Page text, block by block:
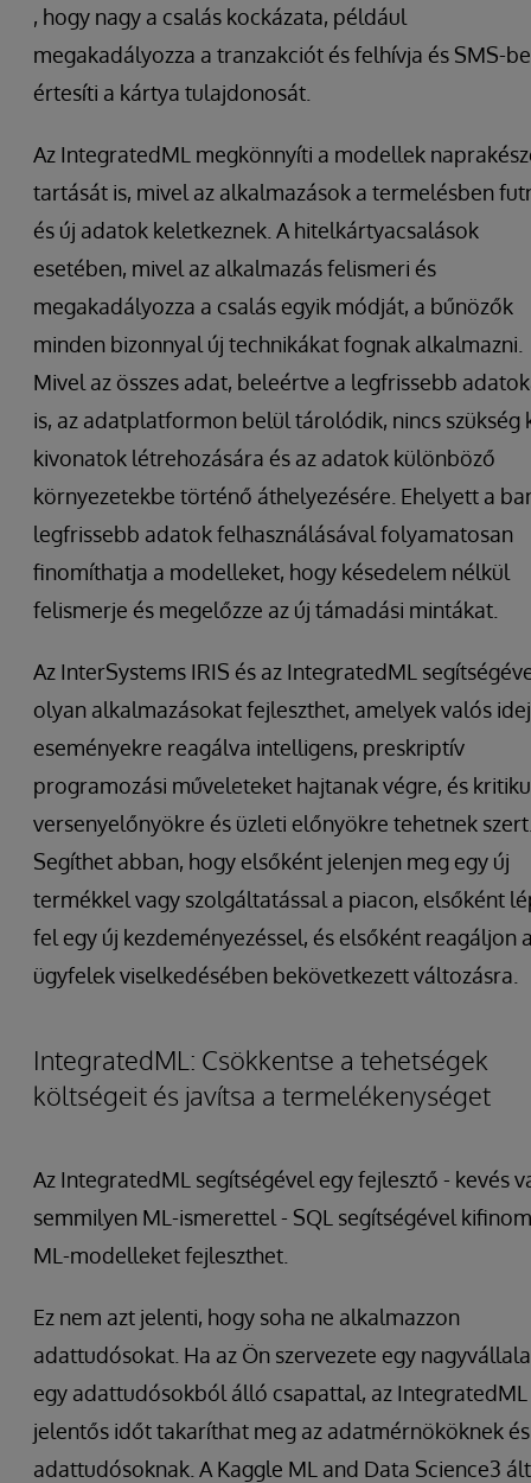
, hogy nagy a csalás kockázata, például
megakadályozza a tranzakciót és felhívja és SMS-
értesíti a kártya tulajdonosát.
Az IntegratedML megkönnyíti a modellek
tartását is, mivel az alkalmazások a termelésben
és új adatok keletkeznek. A hitelkártyacsalások
esetében, mivel az alkalmazás felismeri és
megakadályozza a csalás egyik módját, a bűnözők
minden bizonnyal új technikákat fognak alkalmazni.
Mivel az összes adat, beleértve a legfrissebb
is, az adatplatformon belül tárolódik, nincs szükség
kivonatok létrehozására és az adatok különböző
környezetekbe történő áthelyezésére. Ehelyett a
legfrissebb adatok felhasználásával folyamatosan
finomíthatja a modelleket, hogy késedelem nélkül
felismerje és megelőzze az új támadási mintákat.
Az InterSystems IRIS és az IntegratedML
olyan alkalmazásokat fejleszthet, amelyek valós
eseményekre reagálva intelligens, preskriptív
programozási műveleteket hajtanak végre, és
versenyelőnyökre és üzleti előnyökre tehetnek
Segíthet abban, hogy elsőként jelenjen meg egy új
termékkel vagy szolgáltatással a piacon, elsőként
fel egy új kezdeményezéssel, és elsőként reagáljon
ügyfelek viselkedésében bekövetkezett változásra.
IntegratedML: Csökkentse a tehetségek
költségeit és javítsa a termelékenységet
Az IntegratedML segítségével egy fejlesztő - kevés
semmilyen ML-ismerettel - SQL segítségével
ML-modelleket fejleszthet.
Ez nem azt jelenti, hogy soha ne alkalmazzon
adattudósokat. Ha az Ön szervezete egy
egy adattudósokból álló csapattal, az IntegratedML
jelentős időt takaríthat meg az adatmérnököknek
adattudósoknak. A Kaggle ML and Data Science3